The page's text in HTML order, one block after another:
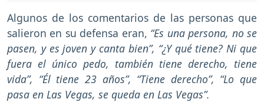
Algunos de los comentarios de las personas que
salieron en su defensa eran, “Es una persona, no se
pasen, y es joven y canta bien”, “¿Y qué tiene? Ni que
fuera el único pedo, también tiene derecho, tiene
vida”, “Él tiene 23 años”, “Tiene derecho”, “Lo que
pasa en Las Vegas, se queda en Las Vegas”.